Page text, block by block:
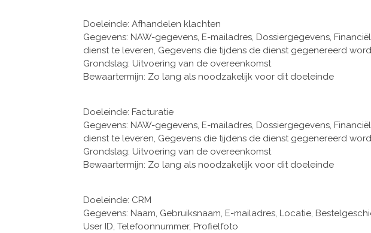
Doeleinde: Afhandelen klachten
Gegevens: NAW-gegevens, E-mailadres, Dossiergegevens,
dienst te leveren, Gegevens die tijdens de dienst gegenereerd
Grondslag: Uitvoering van de overeenkomst
Bewaartermijn: Zo lang als noodzakelijk voor dit doeleinde
Doeleinde: Facturatie
Gegevens: NAW-gegevens, E-mailadres, Dossiergegevens,
dienst te leveren, Gegevens die tijdens de dienst gegenereerd
Grondslag: Uitvoering van de overeenkomst
Bewaartermijn: Zo lang als noodzakelijk voor dit doeleinde
Doeleinde: CRM
Gegevens: Naam, Gebruiksnaam, E-mailadres, Locatie,
User ID, Telefoonnummer, Profielfoto